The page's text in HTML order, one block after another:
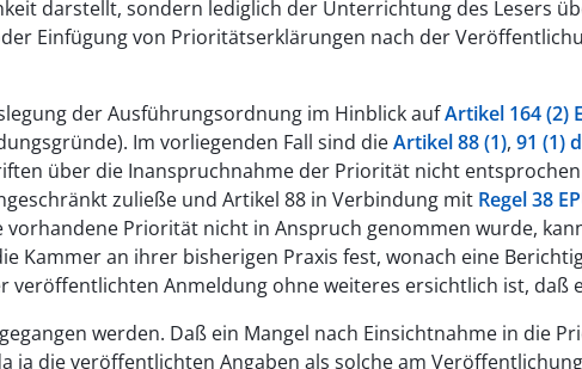
darstellt, sondern lediglich der Unterrichtung des Lesers
Einfügung von Prioritätserklärungen nach der
der Ausführungsordnung im Hinblick aufArtikel 164 (2)
Im vorliegenden Fall sind dieArtikel 88 (1), 91 (1)
über die Inanspruchnahme der Priorität nicht
zuließe und Artikel 88 in Verbindung mit Regel 38
vorhandene Priorität nicht in Anspruch genommen wurde,
Kammer an ihrer bisherigen Praxis fest, wonach eine
veröffentlichten Anmeldung ohne weiteres ersichtlich ist, daß
werden. Daß ein Mangel nach Einsichtnahme in die
ja die veröffentlichten Angaben als solche am